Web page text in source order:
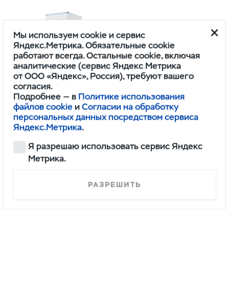
Конфигурировать
Буханка
Конфигурировать
Мы используем cookie и сервис
Яндекс.Метрика. Обязательные cookie
работают всегда. Остальные cookie, включая
аналитические (сервис Яндекс Метрика
от ООО «Яндекс», Россия), требуют вашего
согласия.
Подробнее — в Политике использования
файлов cookie иСогласии на обработку
персональных данных посредством сервиса
Яндекс.Метрика.
Я разрешаю использовать сервис Яндекс
Метрика.
РАЗРЕШИТЬ